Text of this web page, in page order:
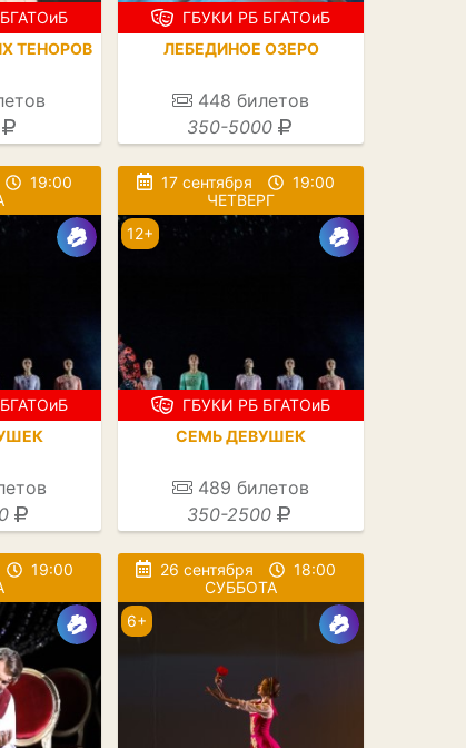
ТЕНОРОВ
ГБУКИ РБ БГАТОиБ
ЛЕБЕДИНОЕ ОЗЕРО
448 билетов
350-5000
19:00
17 сентября
19:00
ЧЕТВЕРГ
12+
ГБУКИ РБ БГАТОиБ
СЕМЬ ДЕВУШЕК
489 билетов
350-2500
19:00
26 сентября
18:00
СУББОТА
6+